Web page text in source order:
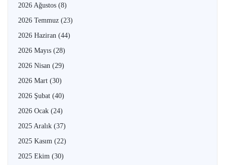
2026 Ağustos (8)
2026 Temmuz (23)
2026 Haziran (44)
2026 Mayıs (28)
2026 Nisan (29)
2026 Mart (30)
2026 Şubat (40)
2026 Ocak (24)
2025 Aralık (37)
2025 Kasım (22)
2025 Ekim (30)